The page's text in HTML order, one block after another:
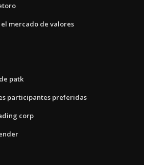
mercado de valores
patk
participantes preferidas
corp